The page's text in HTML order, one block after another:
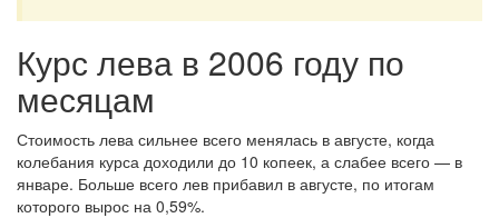
Курс лева в 2006 году по
месяцам
Стоимость лева сильнее всего менялась в августе, когда
колебания курса доходили до 10 копеек, а слабее всего — в
январе. Больше всего лев прибавил в августе, по итогам
которого вырос на 0,59%.